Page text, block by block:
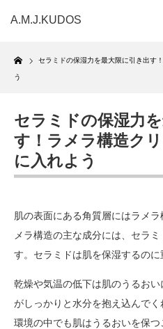
A.M.J.KUDOS
Home
セラミドの保湿力を最大限に引き出す
う
セラミドの保湿力
す！ラメラ構造ク
に入れよう
肌の表面にある角質層にはラメ
メラ構造の主な成分には、セラ
す。セラミドは肌を保湿するのに
乾燥や気温の低下は肌のうるお
がしっかりと水分を抱え込んで
環境の中でも肌はうるおいを保つ